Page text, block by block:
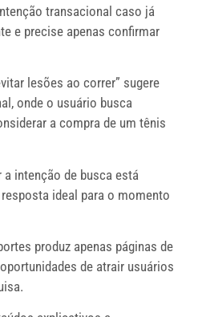
transacional caso já
e precise apenas confirmar
lesões ao correr” sugere
onde o usuário busca
a compra de um tênis
intenção de busca está
ideal para o momento
produz apenas páginas de
de atrair usuários